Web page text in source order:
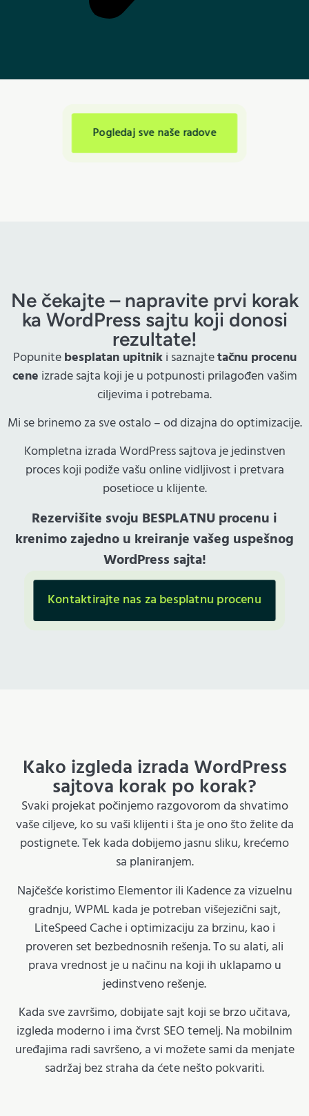
Pogledaj sve naše radove
Ne čekajte – napravite prvi korak
ka WordPress sajtu koji donosi
rezultate!
Popunitebesplatan upitniki saznajtetačnu procenu
cene izrade sajta koji je u potpunosti prilagođen vašim
ciljevima i potrebama.
Mi se brinemo za sve ostalo – od dizajna do optimizacije.
Kompletna izrada WordPress sajtova je jedinstven
proces koji podiže vašu online vidljivost i pretvara
posetioce u klijente.
Rezervišite svoju BESPLATNU procenu i
krenimo zajedno u kreiranje vašeg uspešnog
WordPress sajta!
Kontaktirajte nas za besplatnu procenu
Kako izgleda izrada WordPress
sajtova korak po korak?
Svaki projekat počinjemo razgovorom da shvatimo
vaše ciljeve, ko su vaši klijenti i šta je ono što želite da
postignete. Tek kada dobijemo jasnu sliku, krećemo
sa planiranjem.
Najčešće koristimo Elementor ili Kadence za vizuelnu
gradnju, WPML kada je potreban višejezični sajt,
LiteSpeed Cache i optimizaciju za brzinu, kao i
proveren set bezbednosnih rešenja. To su alati, ali
prava vrednost je u načinu na koji ih uklapamo u
jedinstveno rešenje.
Kada sve završimo, dobijate sajt koji se brzo učitava,
izgleda moderno i ima čvrst SEO temelj. Na mobilnim
uređajima radi savršeno, a vi možete sami da menjate
sadržaj bez straha da ćete nešto pokvariti.